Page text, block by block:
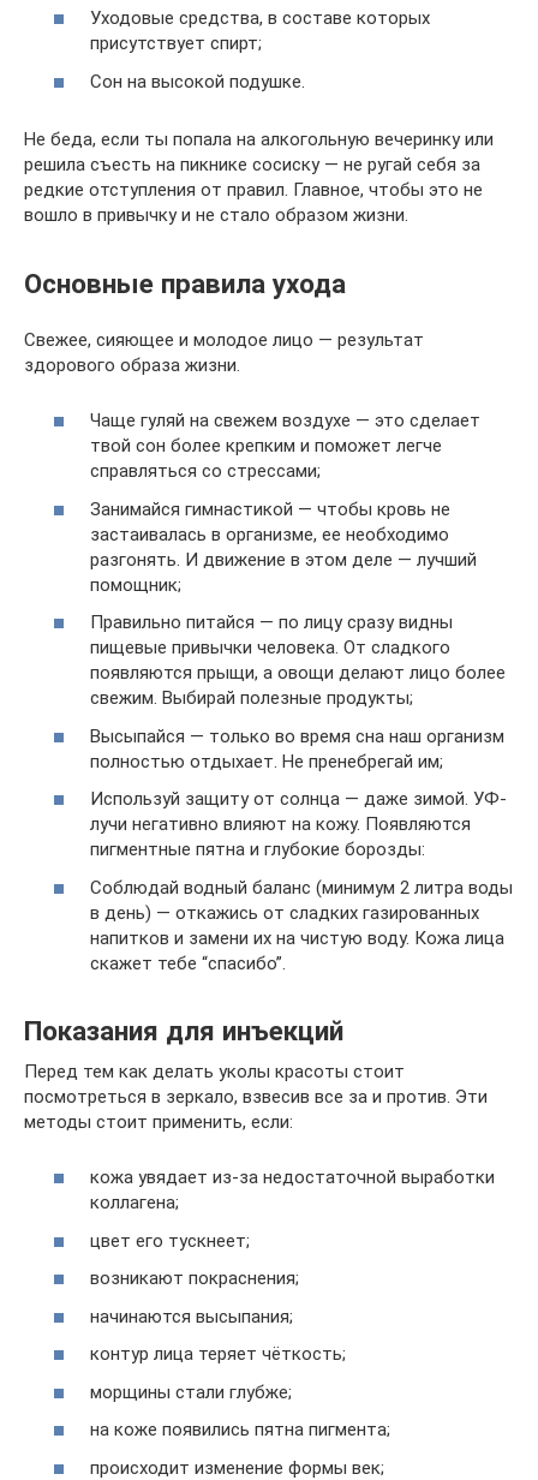
Уходовые средства, в составе которых
присутствует спирт;
Сон на высокой подушке.
Не беда, если ты попала на алкогольную вечеринку или
решила съесть на пикнике сосиску — не ругай себя за
редкие отступления от правил. Главное, чтобы это не
вошло в привычку и не стало образом жизни.
Основные правила ухода
Свежее, сияющее и молодое лицо — результат
здорового образа жизни.
Чаще гуляй на свежем воздухе — это сделает
твой сон более крепким и поможет легче
справляться со стрессами;
Занимайся гимнастикой — чтобы кровь не
застаивалась в организме, ее необходимо
разгонять. И движение в этом деле — лучший
помощник;
Правильно питайся — по лицу сразу видны
пищевые привычки человека. От сладкого
появляются прыщи, а овощи делают лицо более
свежим. Выбирай полезные продукты;
Высыпайся — только во время сна наш организм
полностью отдыхает. Не пренебрегай им;
Используй защиту от солнца — даже зимой. УФ-
лучи негативно влияют на кожу. Появляются
пигментные пятна и глубокие борозды:
Соблюдай водный баланс (минимум 2 литра воды
в день) — откажись от сладких газированных
напитков и замени их на чистую воду. Кожа лица
скажет тебе “спасибо”.
Показания для инъекций
Перед тем как делать уколы красоты стоит
посмотреться в зеркало, взвесив все за и против. Эти
методы стоит применить, если:
кожа увядает из-за недостаточной выработки
коллагена;
цвет его тускнеет;
возникают покраснения;
начинаются высыпания;
контур лица теряет чёткость;
морщины стали глубже;
на коже появились пятна пигмента;
происходит изменение формы век;